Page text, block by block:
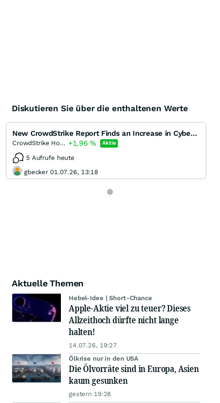
Diskutieren Sie über die enthaltenen Werte
New CrowdStrike Report Finds an Increase in Cyber Adversaries Turning to Business Disruption as Main
CrowdStrike Holdings Registered (A) +1,96% Aktie
5 Aufrufe heute
gbecker 01.07.26, 13:18
Aktuelle Themen
Hebel-Idee | Short-Chance
Apple-Aktie viel zu teuer? Dieses
Allzeithoch dürfte nicht lange
halten!
14.07.26, 19:27
Ölkrise nur in den USA
Die Ölvorräte sind in Europa, Asien
kaum gesunken
gestern 19:28